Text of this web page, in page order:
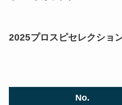
2025プロスピセレクショ
No.